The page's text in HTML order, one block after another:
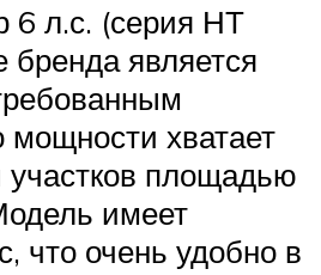
6 л.с. (серия НТ
бренда является
мощности хватает
участков площадью
имеет
что очень удобно в